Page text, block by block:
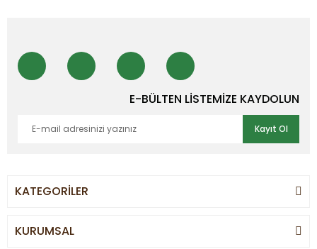
E-BÜLTEN LİSTEMİZE KAYDOLUN
Kayıt Ol
KATEGORİLER
KURUMSAL